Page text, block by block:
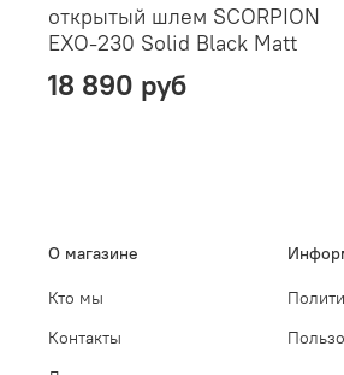
открытый шлем SCORPION
EXO-230 Solid Black Matt
18 890 руб
О магазине
Кто мы
Контакты